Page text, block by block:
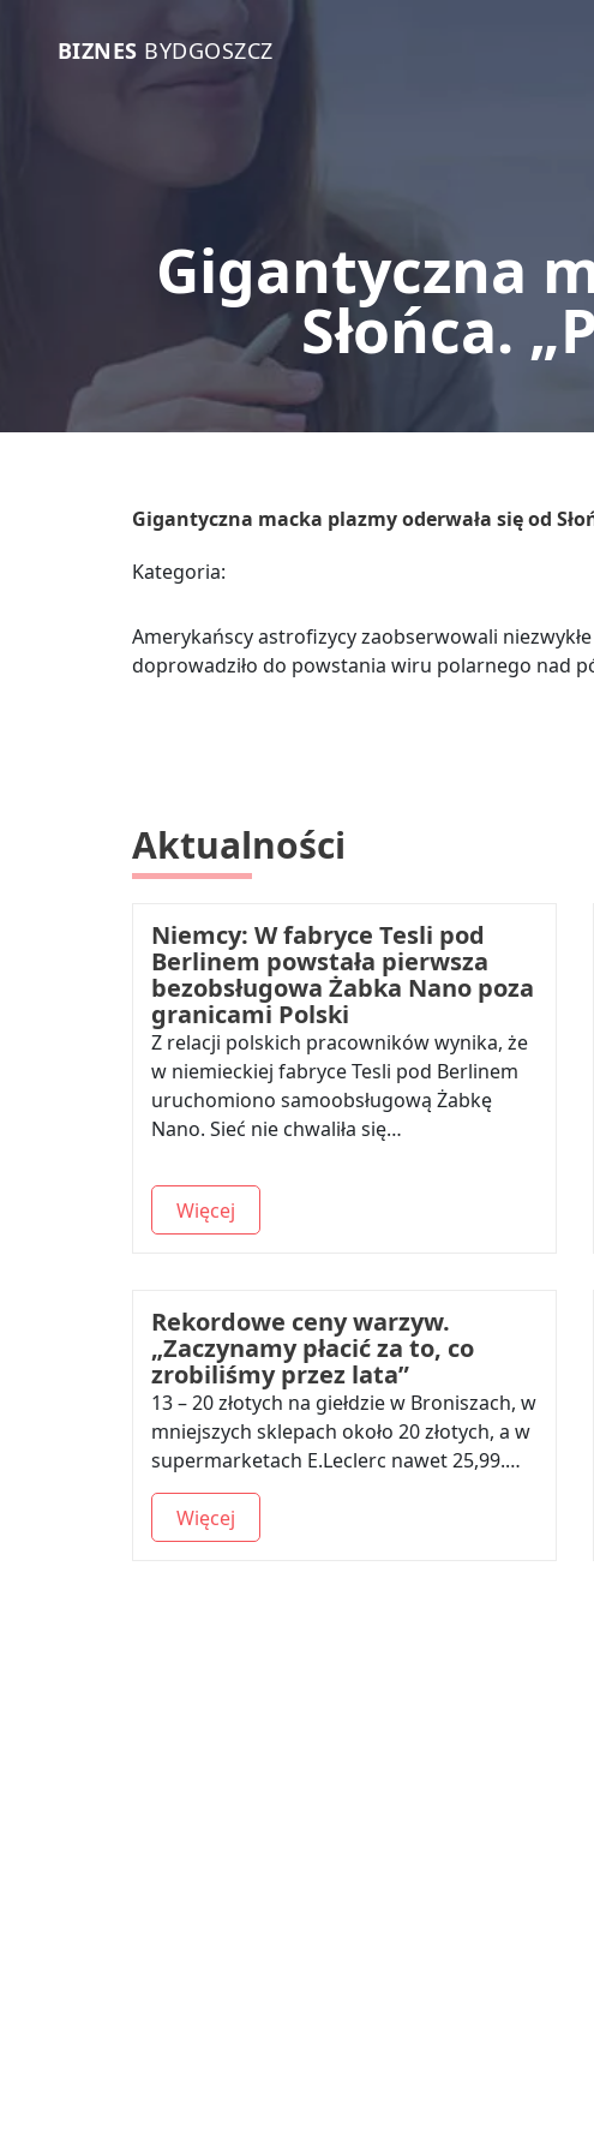
BIZNES BYDGOSZCZ
Gigantyczna
Słońca.
Gigantyczna macka plazmy oderwała się od
Kategoria:
Amerykańscy astrofizycy zaobserwowali
doprowadziło do powstania wiru polarnego nad
Aktualności
Niemcy: W fabryce Tesli pod
Berlinem powstała pierwsza
bezobsługowa Żabka Nano poza
granicami Polski
Z relacji polskich pracowników wynika, że
w niemieckiej fabryce Tesli pod Berlinem
uruchomiono samoobsługową Żabkę
Nano. Sieć nie chwaliła się…
Więcej
Rekordowe ceny warzyw.
„Zaczynamy płacić za to, co
zrobiliśmy przez lata”
13 – 20 złotych na giełdzie w Broniszach, w
mniejszych sklepach około 20 złotych, a w
supermarketach E.Leclerc nawet 25,99.…
Więcej